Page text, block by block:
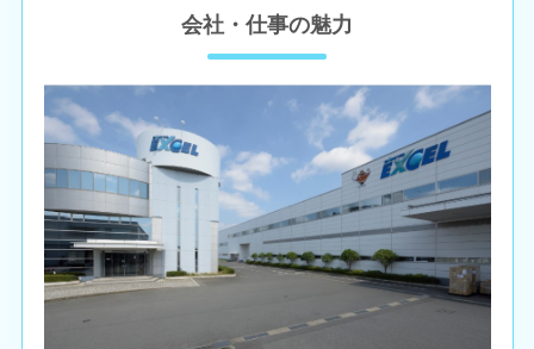
会社・仕事の魅力